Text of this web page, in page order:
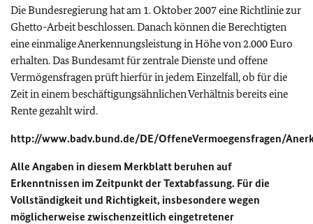
Die Bundesregierung hat am 1. Oktober 2007 eine Richtlinie zur
Ghetto-Arbeit beschlossen. Danach können die Berechtigten
eine einmalige Anerkennungsleistung in Höhe von 2.000 Euro
erhalten. Das Bundesamt für zentrale Dienste und offene
Vermögensfragen prüft hierfür in jedem Einzelfall, ob für die
Zeit in einem beschäftigungsähnlichen Verhältnis bereits eine
Rente gezahlt wird.
http://www.badv.bund.de/DE/OffeneVermoegensfragen/
Alle Angaben in diesem Merkblatt beruhen auf
Erkenntnissen im Zeitpunkt der Textabfassung. Für die
Vollständigkeit und Richtigkeit, insbesondere wegen
möglicherweise zwischenzeitlich eingetretener